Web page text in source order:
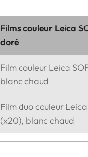
Films couleur Leica
doré
Film couleur Leica
blanc chaud
Film duo couleur
(x20), blanc chaud